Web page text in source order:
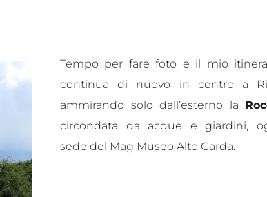
Tempo per fare foto e il mio
continua di nuovo in centro a
ammirando solo dall’esterno la
circondata da acque e giardini,
sede del Mag Museo Alto Garda.